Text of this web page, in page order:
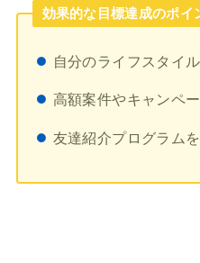
効果的な目標達成のポイ
自分のライフスタイ
高額案件やキャンペ
友達紹介プログラム